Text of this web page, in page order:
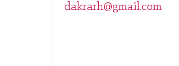
dakrarh@gmail.com